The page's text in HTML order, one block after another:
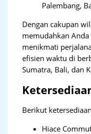
Palembang,
Dengan cakupan
memudahkan
menikmati
efisien waktu di
Sumatra, Bali, dan
Berikut
Hiace